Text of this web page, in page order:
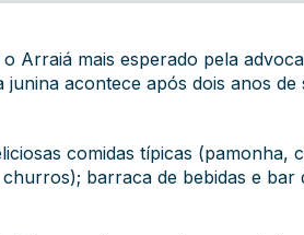
Arraiá mais esperado pela
acontece após dois anos
comidas típicas
barraca de bebidas e bar